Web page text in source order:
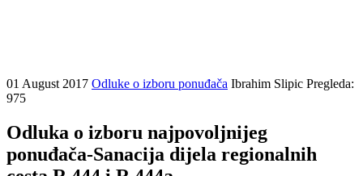
01 August 2017 Odluke o izboru ponuđača Ibrahim Slipic Pregleda:
975
Odluka o izboru najpovoljnijeg
ponuđača-Sanacija dijela regionalnih